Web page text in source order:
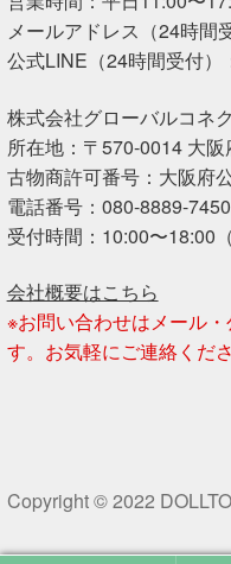
メールアドレス（24時間
公式LINE（24時間受付）
株式会社グローバルコネ
所在地：〒570-0014 大
古物商許可番号：大阪府
電話番号：080-8889-7450
受付時間：10:00〜18:00
会社概要はこちら
※お問い合わせはメール
す。お気軽にご連絡くださ
Copyright © 2022